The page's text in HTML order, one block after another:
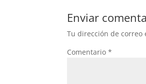
Enviar
Tu dirección de correo
Comentario*